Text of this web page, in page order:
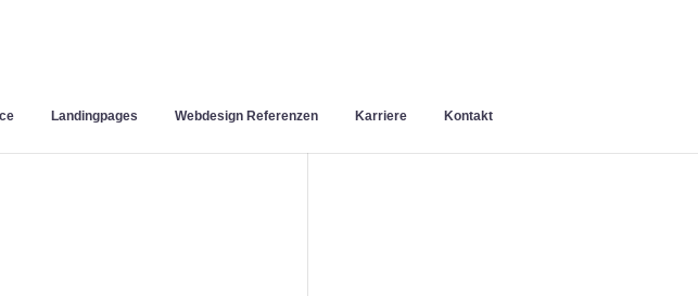
Landingpages Webdesign Referenzen Karriere Kontakt